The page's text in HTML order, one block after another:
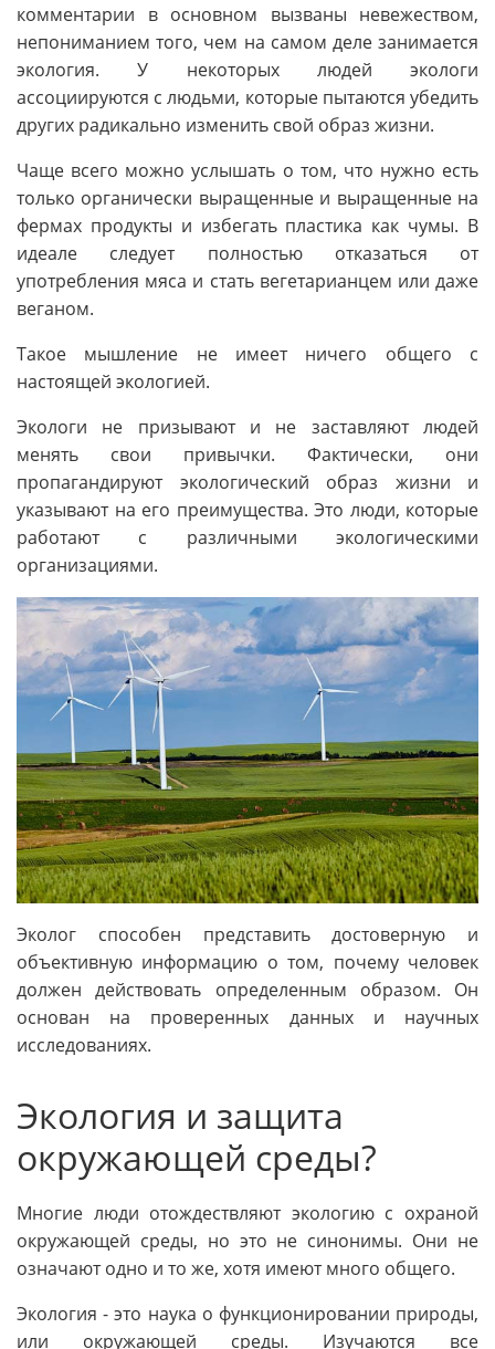
комментарии в основном вызваны невежеством,
непониманием того, чем на самом деле занимается
экология. У некоторых людей экологи
ассоциируются с людьми, которые пытаются убедить
других радикально изменить свой образ жизни.
Чаще всего можно услышать о том, что нужно есть
только органически выращенные и выращенные на
фермах продукты и избегать пластика как чумы. В
идеале следует полностью отказаться от
употребления мяса и стать вегетарианцем или даже
веганом.
Такое мышление не имеет ничего общего с
настоящей экологией.
Экологи не призывают и не заставляют людей
менять свои привычки. Фактически, они
пропагандируют экологический образ жизни и
указывают на его преимущества. Это люди, которые
работают с различными экологическими
организациями.
Эколог способен представить достоверную и
объективную информацию о том, почему человек
должен действовать определенным образом. Он
основан на проверенных данных и научных
исследованиях.
Экология и защита
окружающей среды?
Многие люди отождествляют экологию с охраной
окружающей среды, но это не синонимы. Они не
означают одно и то же, хотя имеют много общего.
Экология - это наука о функционировании природы,
или окружающей среды. Изучаются все